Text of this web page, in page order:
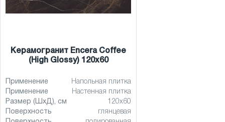
Керамогранит Encera Coffee
(High Glossy) 120x60
Применение
Напольная плитка
Применение
Настенная плитка
Размер (ШхД), см
120x60
Поверхность
глянцевая